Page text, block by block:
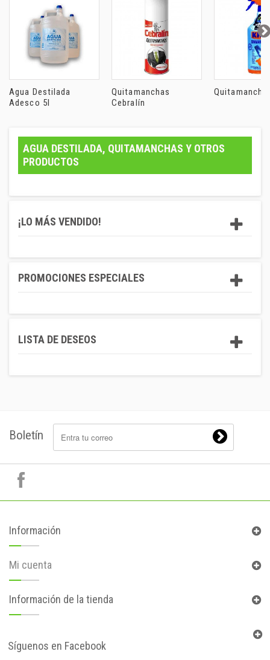
Agua Destilada
Adesco 5l
Quitamanchas
Cebralín
AGUA DESTILADA, QUITAMANCHAS Y OTROS
PRODUCTOS
¡LO MÁS VENDIDO!
PROMOCIONES ESPECIALES
LISTA DE DESEOS
Boletín
Información
Mi cuenta
Información de la tienda
Síguenos en Facebook